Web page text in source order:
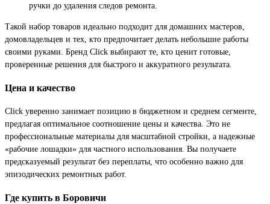
ручки до удаления следов ремонта.
Такой набор товаров идеально подходит для домашних мастеров,
домовладельцев и тех, кто предпочитает делать небольшие работы
своими руками. Бренд Click выбирают те, кто ценит готовые,
проверенные решения для быстрого и аккуратного результата.
Цена и качество
Click уверенно занимает позицию в бюджетном и среднем сегменте,
предлагая оптимальное соотношение цены и качества. Это не
профессиональные материалы для масштабной стройки, а надежные
«рабочие лошадки» для частного использования. Вы получаете
предсказуемый результат без переплаты, что особенно важно для
эпизодических ремонтных работ.
Где купить в Боровичи